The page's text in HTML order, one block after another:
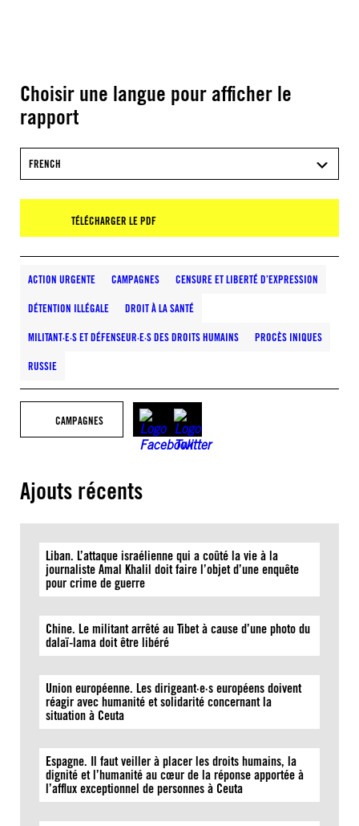
Choisir une langue pour afficher le
rapport
FRENCH
TÉLÉCHARGER LE PDF
ACTION URGENTE CAMPAGNES CENSURE ET LIBERTÉ D’EXPRESSION
DÉTENTION ILLÉGALE DROIT À LA SANTÉ
MILITANT·E·S ET DÉFENSEUR·E·S DES DROITS HUMAINS PROCÈS INIQUES
RUSSIE
CAMPAGNES
Ajouts récents
Liban. L’attaque israélienne qui a coûté la vie à la
journaliste Amal Khalil doit faire l’objet d’une enquête
pour crime de guerre
Chine. Le militant arrêté au Tibet à cause d’une photo du
dalaï-lama doit être libéré
Union européenne. Les dirigeant·e·s européens doivent
réagir avec humanité et solidarité concernant la
situation à Ceuta
Espagne. Il faut veiller à placer les droits humains, la
dignité et l’humanité au cœur de la réponse apportée à
l’afflux exceptionnel de personnes à Ceuta